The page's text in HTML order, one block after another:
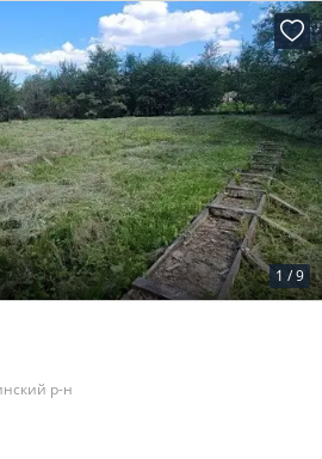
1 /9
р-н